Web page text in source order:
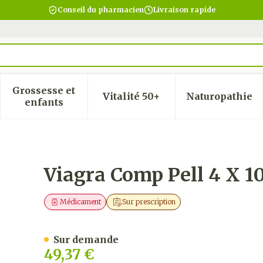
Conseil du pharmacien Livraison rapide
catégorie Beauté, soins et hygiène
sous-menu pour la catégorie Régime,
Grossesse et
enfantsAfficher le sous-menu pour la catégorie
Vitalité 50+Afficher le sous-menu
Naturopathie
Afficher
Viagra Comp Pell 4 X
Sur prescription
Médicament
49,37 €
Sur demande